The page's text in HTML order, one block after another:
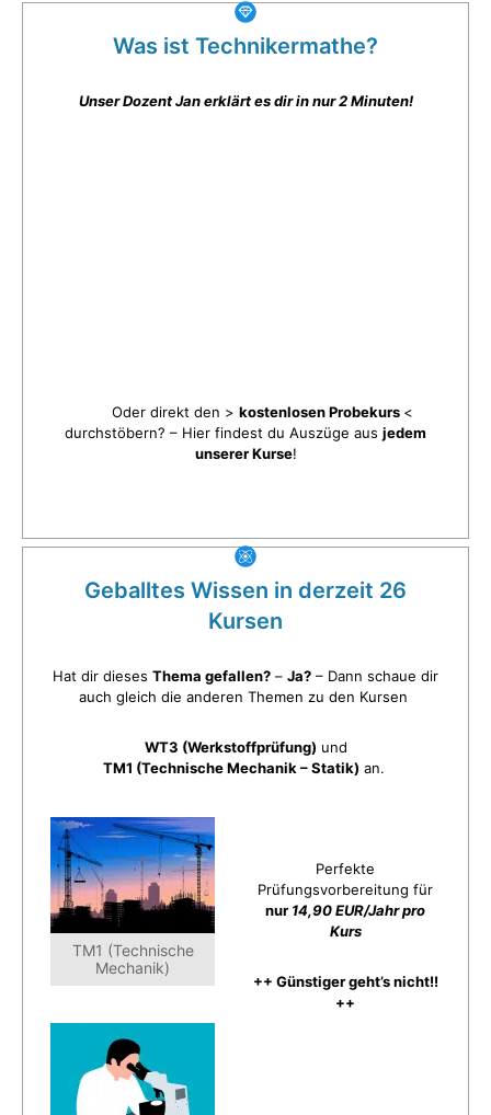
Was ist Technikermathe?
Unser Dozent Jan erklärt es dir in nur 2 Minuten!
Oder direkt den > kostenlosen Probekurs <
durchstöbern? – Hier findest du Auszüge aus jedem
unserer Kurse!
Geballtes Wissen in derzeit 26
Kursen
Hat dir dieses Thema gefallen? – Ja? – Dann schaue dir
auch gleich die anderen Themen zu den Kursen
WT3 (Werkstoffprüfung) und
TM1 (Technische Mechanik – Statik) an.
TM1 (Technische
Mechanik)
Perfekte
Prüfungsvorbereitung für
nur 14,90 EUR/Jahr pro
Kurs
++ Günstiger geht’s nicht!!
++